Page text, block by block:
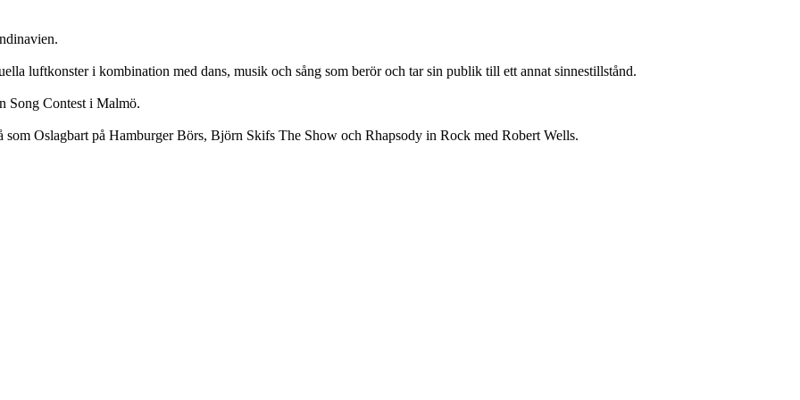
luftkonster i kombination med dans, musik och sång som berör och tar sin publik till ett annat sinnestillstånd.
Song Contest i Malmö.
Oslagbart på Hamburger Börs, Björn Skifs The Show och Rhapsody in Rock med Robert Wells.